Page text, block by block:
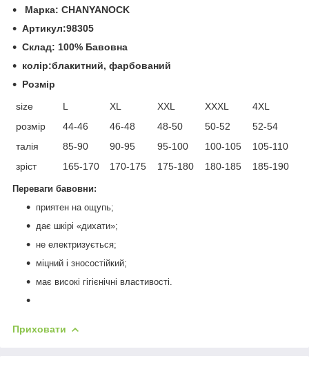
Маркa: CHANYANOCK
Артикул:98305
Склад: 100% Бавовна
колір:блакитний, фарбований
Розмір
size
L XL XXL XXXL
4XL
розмір
44-46 46-48 48-50 50-52
52-54
талія
85-90 90-95 95-100 100-105
105-110
зріст
165-170 170-175 175-180 180-185 185-190
Переваги бавовни:
приятен на ощупь;
дає шкірі «дихати»;
не електризується;
міцний і зносостійкий;
має високі гігієнічні властивості.
Приховати